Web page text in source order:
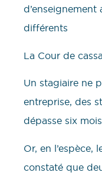
d’enseignement
différents
La Cour de
Un stagiaire ne
entreprise, des
dépasse six
Or, en l’espèce,
constaté que